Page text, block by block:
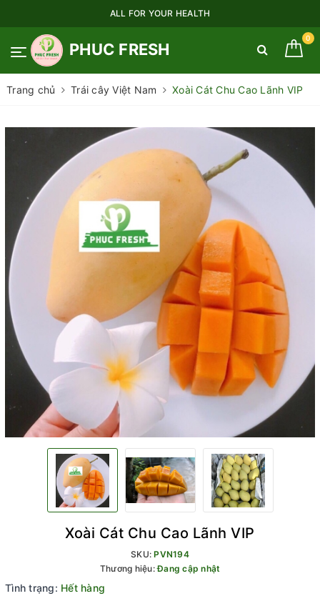
ALL FOR YOUR HEALTH
PHUC FRESH
0
Trang chủ Trái cây Việt Nam Xoài Cát Chu Cao Lãnh VIP
Xoài Cát Chu Cao Lãnh VIP
SKU:PVN194
Thương hiệu:Đang cập nhật
Tình trạng: Hết hàng